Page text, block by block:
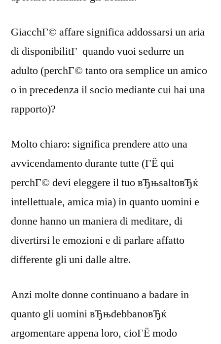
GiacchГ© affare significa addossarsi un aria
di disponibilitГ quando vuoi sedurre un
adulto (perchГ© tanto ora semplice un amico
o in precedenza il socio mediante cui hai una
rapporto)?
Molto chiaro: significa prendere atto una
avvicendamento durante tutte (ГЁ qui
perchГ© devi eleggere il tuo вЂњsaltoвЂќ
intellettuale, amica mia) in quanto uomini e
donne hanno un maniera di meditare, di
divertirsi le emozioni e di parlare affatto
differente gli uni dalle altre.
Anzi molte donne continuano a badare in
quanto gli uomini вЂњdebbanoвЂќ
argomentare appena loro, cioГЁ modo